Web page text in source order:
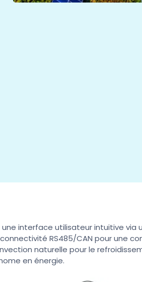
interface utilisateur intuitive via
RS485/CAN pour une
naturelle pour le
en énergie.